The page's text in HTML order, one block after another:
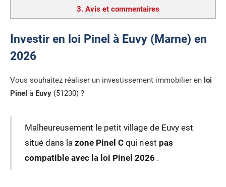
3. Avis et commentaires
Investir en loi Pinel à Euvy (Marne) en
2026
Vous souhaitez réaliser un investissement immobilier en loi
Pinel à Euvy (51230) ?
Malheureusement le petit village de Euvy est
situé dans la zone Pinel Cqui n'est pas
compatible avec la loi Pinel 2026 .